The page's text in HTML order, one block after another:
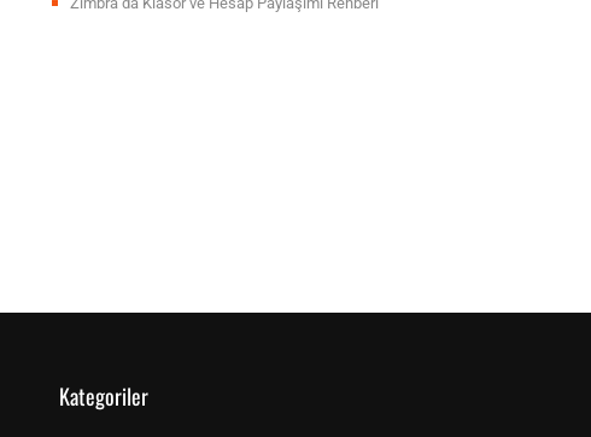
Kategoriler